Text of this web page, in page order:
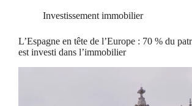
Investissement immobilier
L’Espagne en tête de l’Europe : 70 % du
est investi dans l’immobilier